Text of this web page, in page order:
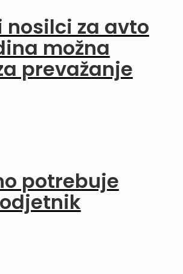
nosilci za avto
možna
prevažanje
potrebuje